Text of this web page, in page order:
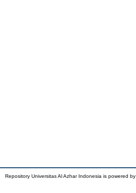
Repository Universitas Al Azhar Indonesia is powered by